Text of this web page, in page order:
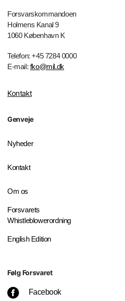
Forsvarskommandoen
Holmens Kanal 9
1060 København K
Telefon: +45 7284 0000
E-mail: fko@mil.dk
Kontakt
Genveje
Nyheder
Kontakt
Om os
Forsvarets
Whistleblowerordning
English Edition
Følg Forsvaret
Facebook